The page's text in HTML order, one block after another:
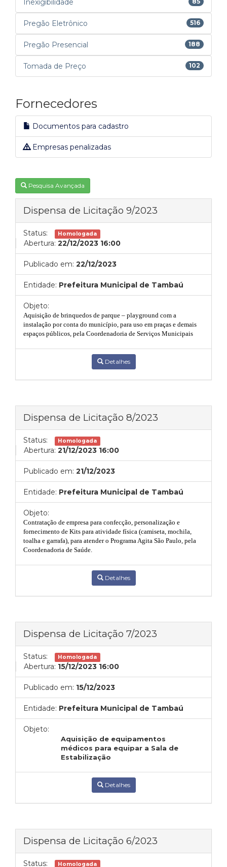
Inexigibilidade
Pregão Eletrônico 516
Pregão Presencial 188
Tomada de Preço 102
Fornecedores
Documentos para cadastro
Empresas penalizadas
Pesquisa Avançada
Dispensa de Licitação 9/2023
Status: Homologada
Abertura: 22/12/2023 16:00
Publicado em: 22/12/2023
Entidade: Prefeitura Municipal de Tambaú
Objeto:
Aquisição de brinquedos de parque – playground com a
instalação por conta do município, para uso em praças e demais
espaços públicos, pela Coordenadoria de Serviços Municipais
Detalhes
Dispensa de Licitação 8/2023
Status: Homologada
Abertura: 21/12/2023 16:00
Publicado em: 21/12/2023
Entidade: Prefeitura Municipal de Tambaú
Objeto:
Contratação de empresa para confecção, personalização e
fornecimento de Kits para atividade física (camiseta, mochila,
toalha e garrafa), para atender o Programa Agita São Paulo, pela
Coordenadoria de Saúde.
Detalhes
Dispensa de Licitação 7/2023
Status: Homologada
Abertura: 15/12/2023 16:00
Publicado em: 15/12/2023
Entidade: Prefeitura Municipal de Tambaú
Objeto:
Aquisição de equipamentos
médicos para equipar a Sala de
Estabilização
Detalhes
Dispensa de Licitação 6/2023
Status: Homologada